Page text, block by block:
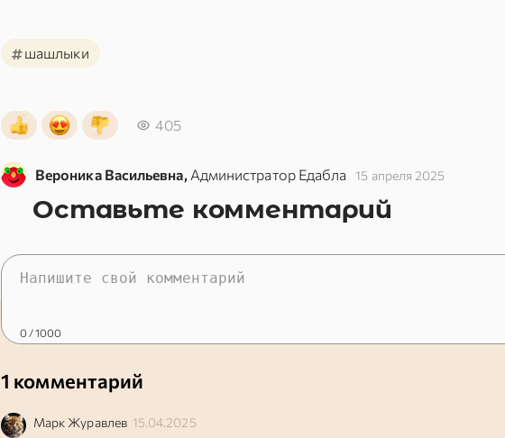
#шашлыки
405
Вероника Васильевна, Администратор Едабла 15 апреля 2025
Оставьте комментарий
0 / 1000
1 комментарий
Марк Журавлев 15.04.2025